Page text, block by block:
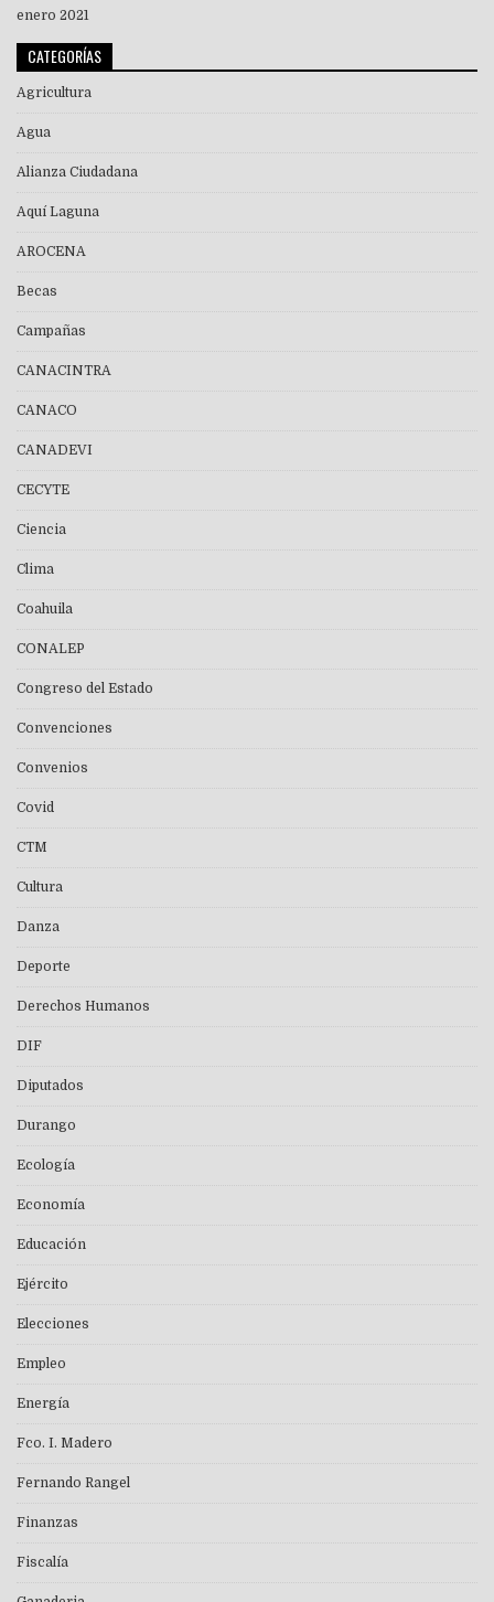
enero 2021
CATEGORÍAS
Agricultura
Agua
Alianza Ciudadana
Aquí Laguna
AROCENA
Becas
Campañas
CANACINTRA
CANACO
CANADEVI
CECYTE
Ciencia
Clima
Coahuila
CONALEP
Congreso del Estado
Convenciones
Convenios
Covid
CTM
Cultura
Danza
Deporte
Derechos Humanos
DIF
Diputados
Durango
Ecología
Economía
Educación
Ejército
Elecciones
Empleo
Energía
Fco. I. Madero
Fernando Rangel
Finanzas
Fiscalía